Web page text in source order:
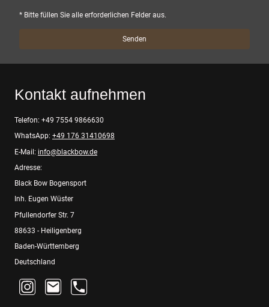
* Bitte füllen Sie alle erforderlichen Felder aus.
Senden
Kontakt aufnehmen
Telefon: +49 7554 9866630
WhatsApp: +49 176 31410698
E-Mail: info@blackbow.de
Adresse:
Black Bow Bogensport
Inh. Eugen Wüster
Pfullendorfer Str. 7
88633 - Heiligenberg
Baden-Württemberg
Deutschland